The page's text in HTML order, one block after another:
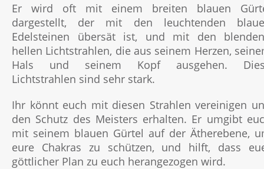
Er wird oft mit einem breiten blauen
dargestellt, der mit den leuchtenden
Edelsteinen übersät ist, und mit den
hellen Lichtstrahlen, die aus seinem Herzen,
Hals und seinem Kopf ausgehen.
Lichtstrahlen sind sehr stark.
Ihr könnt euch mit diesen Strahlen vereinigen
den Schutz des Meisters erhalten. Er umgibt
mit seinem blauen Gürtel auf der Ätherebene,
eure Chakras zu schützen, und hilft, dass
göttlicher Plan zu euch herangezogen wird.